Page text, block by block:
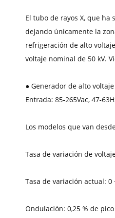
El tubo de rayos X, que
dejando únicamente la
refrigeración de alto
voltaje nominal de 50 kV.
● Generador de alto voltaje
Entrada: 85-265Vac, 47-
Los modelos que van
Tasa de variación de
Tasa de variación actual:
Ondulación: 0,25 % de